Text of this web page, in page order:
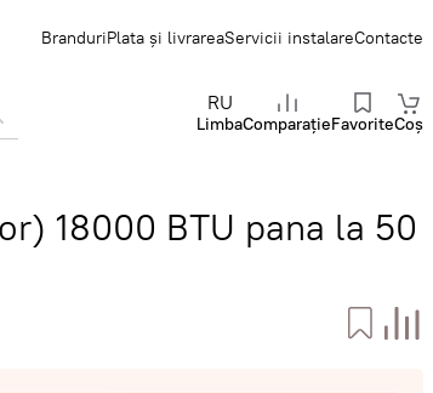
BranduriPlata și livrareaServicii instalareContacte
RU
LimbaComparațieFavoriteCoș
18000 BTU pana la 50